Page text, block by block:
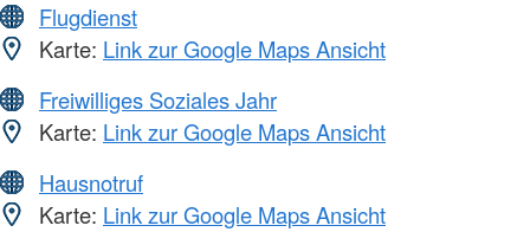
Flugdienst
Karte: Link zur Google Maps Ansicht
Freiwilliges Soziales Jahr
Karte: Link zur Google Maps Ansicht
Hausnotruf
Karte: Link zur Google Maps Ansicht